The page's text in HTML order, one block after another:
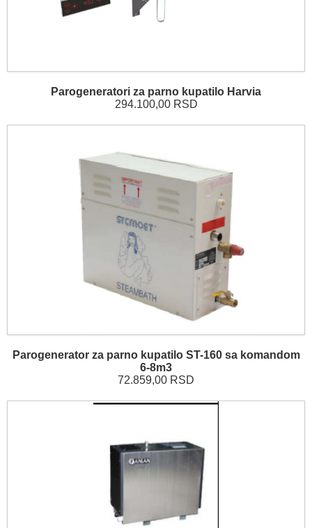
Parogeneratori za parno kupatilo Harvia
294.100,00 RSD
Parogenerator za parno kupatilo ST-160 sa komandom
6-8m3
72.859,00 RSD